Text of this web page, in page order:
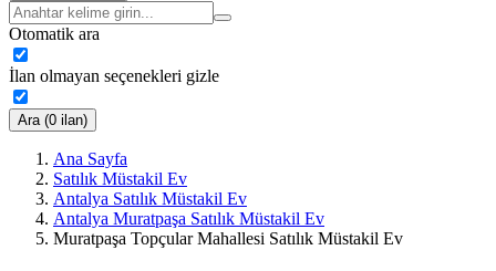
Otomatik ara
İlan olmayan seçenekleri gizle
Ara (0 ilan)
Ana Sayfa
Satılık Müstakil Ev
Antalya Satılık Müstakil Ev
Antalya Muratpaşa Satılık Müstakil Ev
Muratpaşa Topçular Mahallesi Satılık Müstakil Ev